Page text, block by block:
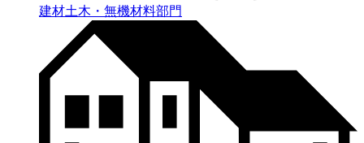
建材土木・無機材料部門